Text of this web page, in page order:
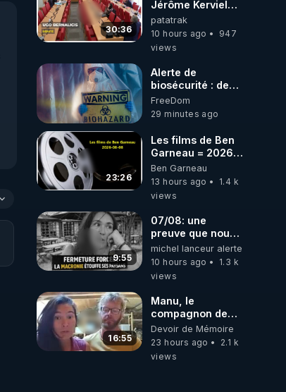
30:36
Jérôme Kerviel
balance tout à
l'Assemblée !
patatrak
10 hours ago
947
views
Alerte de
biosécurité : des
chercheurs de
Stanford utilisent
concevoir 16 virus
***
de-biosecurite-
des-chercheurs-
de-stanford-
concevoir-16-
virus/
FreeDom
29 minutes ago
23:26
Les films de Ben
Garneau = 2026-
08-08
Ben Garneau
13 hours ago
1.4 k
views
9:55
07/08: une
preuve que nous
somme passé en
absurdie une
dictature qui veut
opposant !
michel lanceur alerte
10 hours ago
1.3 k
views
16:55
Manu, le
compagnon de
Kyria, raconte sa
garde à vue
musclée.
Devoir de Mémoire
23 hours ago
2.1 k
views